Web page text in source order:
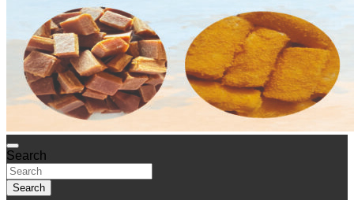
Search
Search